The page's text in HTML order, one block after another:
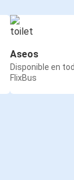
Aseos
Disponible en
FlixBus